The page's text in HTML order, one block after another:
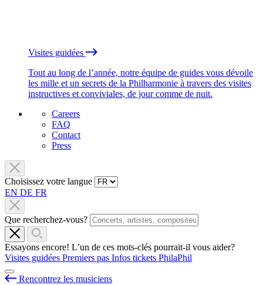
Visites guidées
Tout au long de l’année, notre équipe de guides vous dévoile
les mille et un secrets de la Philharmonie à travers des visites
instructives et conviviales, de jour comme de nuit.
Careers
FAQ
Contact
Press
Choisissez votre langue
EN DE FR
Que recherchez-vous?
Essayons encore! L’un de ces mots-clés pourrait-il vous aider?
Visites guidées Premiers pas Infos tickets PhilaPhil
Rencontrez les musiciens